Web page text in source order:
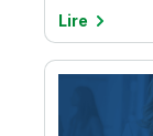
Lire